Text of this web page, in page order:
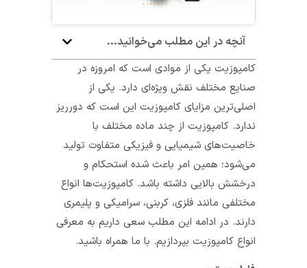
آنچه در این مطلب می‌خوانید...
کامپوزیت یکی از موادی است که امروزه در
صنایع مختلف نقش ویژه‌ای دارد. یکی از
اصلی‌ترین مزایای کامپوزیت این است که دورریز
ندارد. کامپوزیت از چند ماده مختلف با
خاصیت‌های شیمیایی و فیزیکی متفاوت تولید
می‌شود؛ همین امر باعث شده استحکام و
درخشش بالایی داشته باشد. کامپوزیت‌ها انواع
مختلفی مانند فلزی، کربنی، سرامیکی و پلیمری
دارند. در ادامه این مطلب سعی داریم به معرفی
انواع کامپوزیت بپردازیم. با ما همراه باشید.